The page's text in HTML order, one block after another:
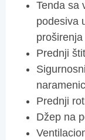
Tenda sa
podesiva
proširenja
Prednji
Prednji
Džep na